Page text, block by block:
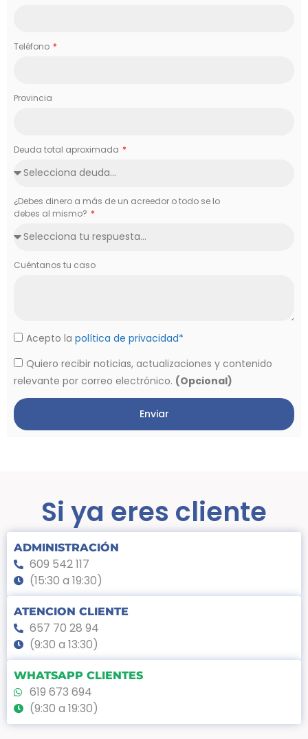
Teléfono
Provincia
Deuda total aproximada
¿Debes dinero a más de un acreedor o todo se lo
debes al mismo?
Cuéntanos tu caso
Acepto la política de privacidad*
Quiero recibir noticias, actualizaciones y contenido
relevante por correo electrónico. (Opcional)
Enviar
Si ya eres cliente
ADMINISTRACIÓN
609 542 117
(15:30 a 19:30)
ATENCION CLIENTE
657 70 28 94
(9:30 a 13:30)
WHATSAPP CLIENTES
619 673 694
(9:30 a 19:30)